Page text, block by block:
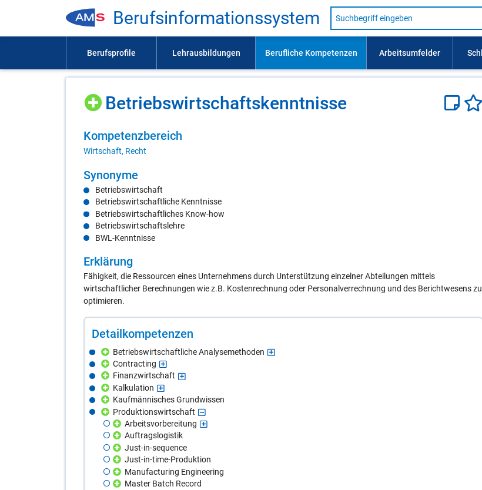
Be­rufs­in­for­ma­ti­ons­sys­tem
Suche
nach
Lehrausbildung,
usw.
Be­triebs­wirt­schafts­kennt­nis­se
Kom­pe­tenz­be­reich
Wirtschaft, Recht
Syn­ony­me
Betriebswirtschaft
Betriebswirtschaftliche Kenntnisse
Betriebswirtschaftliches Know-how
Betriebswirtschaftslehre
BWL-Kenntnisse
Er­klä­rung
Fähigkeit, die Ressourcen eines Unternehmens durch Unterstützung einzelner Abteilungen mittels
wirtschaftlicher Berechnungen wie z.B. Kostenrechnung oder Personalverrechnung und des Berichtwesens zu
optimieren.
De­tail­kom­pe­ten­zen
Betriebswirtschaftliche Analysemethoden
Contracting
Finanzwirtschaft
Kalkulation
Kaufmännisches Grundwissen
Produktionswirtschaft
Arbeitsvorbereitung
Auftragslogistik
Just-in-sequence
Just-in-time-Produktion
Manufacturing Engineering
Master Batch Record